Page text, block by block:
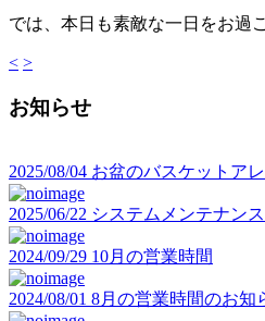
では、本日も素敵な一日をお過
< >
お知らせ
2025/08/04 お盆のバスケットア
2025/06/22 システムメンテナン
2024/09/29 10月の営業時間
2024/08/01 8月の営業時間のお知